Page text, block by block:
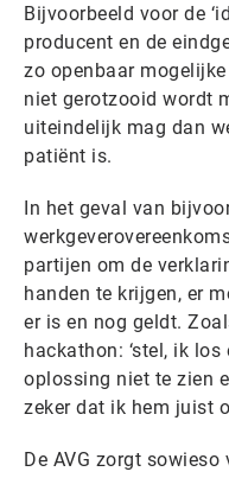
Bijvoorbeeld voor de
producent en de
zo openbaar
niet gerotzooid wordt
uiteindelijk mag dan
patiënt is.
In het geval van
partijen om de
handen te krijgen, er
er is en nog geldt.
hackathon: ‘stel, ik
oplossing niet te zien
zeker dat ik hem juist
De AVG zorgt